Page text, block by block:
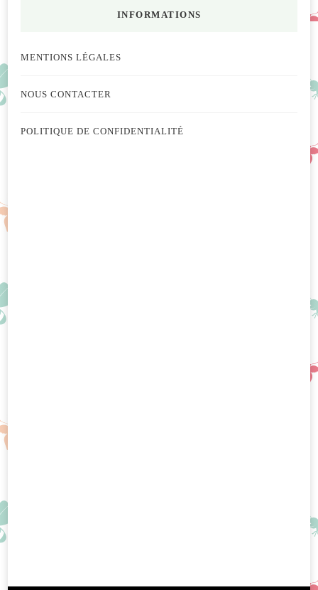
INFORMATIONS
MENTIONS LÉGALES
NOUS CONTACTER
POLITIQUE DE CONFIDENTIALITÉ